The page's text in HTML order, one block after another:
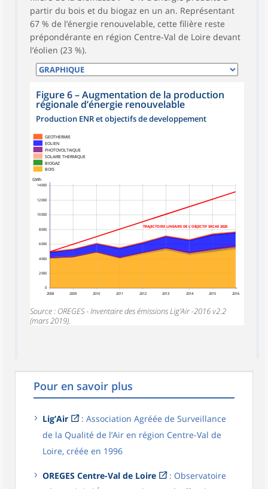
partir du bois et du biogaz en un an. Représentant
67 % de l’énergie renouvelable, cette filière reste
prépondérante en région Centre-Val de Loire devant
l’éolien (23 %).
Figure 6–Augmentation de la production
régionale d’énergie renouvelable
Production ENR et objectifs de developpement
0
2 000
4 000
6 000
8 000
10 000
12 000
14 000
GWh
2008 2009 2010 2011 2012 2013 2014 2015 2016
BOIS
BIOGAZ
SOLAIRE THERMIQUE
PHOTOVOLTAIQUE
EOLIEN
GEOTHERMIE
TRAJECTOIRE LINEAIRE DE L'OBJECTIF SRCAE 2020
Source : OREGES - Inventaire des émissions Lig’Air -2016 v2.2
(mars 2019).
Pour en savoir plus
Lig’Air
: Association Agréée de Surveillance
de la Qualité de l’Air en région Centre-Val de
Loire, créée en 1996
OREGES Centre-Val de Loire
: Observatoire